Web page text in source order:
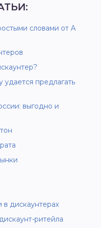
словами от А
удается предлагать
выгодно и
в дискаунтерах
ритейла